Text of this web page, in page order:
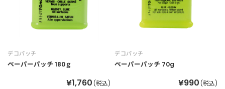
デコパッチ
ペーパーパッチ 180ｇ
¥1,760 (税込)
デコパッチ
ペーパーパッチ 70g
¥990 (税込)